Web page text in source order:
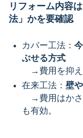
リフォーム内容
法」かを要確認
カバー工法：
ぶせる方式
→費用を抑え
在来工法： 壁
→費用はかさ
も有効。